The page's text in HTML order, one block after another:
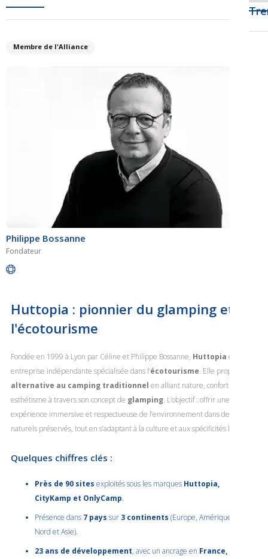
Membre de l'Alliance
Philippe Bossanne
Fondateur
Huttopia : pionnier du glamping et de
l'écotourisme
Fondée en 1999 à Lyon par Céline et Philippe Bossanne, Huttopia est une
entreprise indépendante spécialisée dans l’écotourisme. Elle propose une
alternative au camping traditionnel en alliant nature, confort et
esthétisme à travers son concept de glamping. L’objectif : offrir une
expérience immersive et respectueuse de l’environnement dans des sites
naturels préservés, tout en s’adaptant à la culture et aux spécificités locales.
Quelques chiffres clés :
Près de 90 sites exploités sous les marques Huttopia,
CityKamp et OnlyCamp.
Présence dans 7 pays sur 3 continents (Europe, Amérique du
Nord et Asie).
23 ans de développement, avec un ancrage en France,